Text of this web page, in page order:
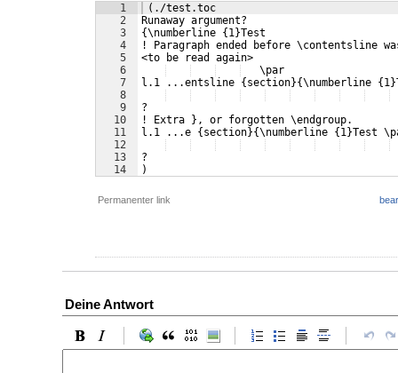
1
2
3
4
5
6
7
8
9
10
11
12
13
14
(./test.toc
Runaway argument?
{\numberline {1}Test
! Paragraph ended before \contentsline
<to be read again>
   \par
l.1 ...entsline {section}{\numberline
?
! Extra }, or forgotten \endgroup.
l.1 ...e {section}{\numberline {1}Test
?
)
Permanenter link
Deine Antwort